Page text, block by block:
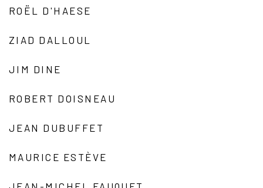
ROËL D'HAESE
ZIAD DALLOUL
JIM DINE
ROBERT DOISNEAU
JEAN DUBUFFET
MAURICE ESTÈVE